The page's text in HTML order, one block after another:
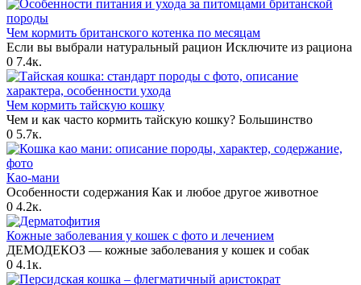
Чем кормить британского котенка по месяцам
Если вы выбрали натуральный рацион Исключите из рациона
0 7.4к.
Чем кормить тайскую кошку
Чем и как часто кормить тайскую кошку? Большинство
0 5.7к.
Као-мани
Особенности содержания Как и любое другое животное
0 4.2к.
Кожные заболевания у кошек с фото и лечением
ДЕМОДЕКОЗ — кожные заболевания у кошек и собак
0 4.1к.